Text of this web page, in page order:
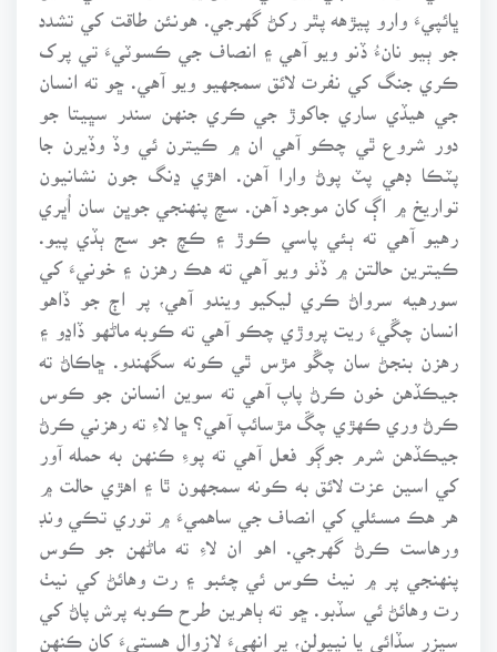
ڀائپيءَ وارو پيڙهه پٿر رکڻ گهرجي. هونئن طاقت کي تشدد
جو ٻيو نانءُ ڏنو ويو آهي ۽ انصاف جي ڪسوٽيءَ تي پرک
ڪري جنگ کي نفرت لائق سمجهيو ويو آهي. ڇو ته انسان
جي هيڏي ساري جاکوڙ جي ڪري جنهن سندر سڀيتا جو
دور شروع ٿي چڪو آهي ان ۾ ڪيترن ئي وڏ وڏيرن جا
پٽڪا ڊهي پٽ پوڻ وارا آهن. اهڙي ڍنگ جون نشانيون
تواريخ ۾ اڳ کان موجود آهن. سچ پنهنجي جوڀن سان اُڀري
رهيو آهي ته ٻئي پاسي ڪوڙ ۽ ڪچ جو سج ٻڏي پيو.
ڪيترين حالتن ۾ ڏٺو ويو آهي ته هڪ رهزن ۽ خونيءَ کي
سورهيه سرواڻ ڪري ليکيو ويندو آهي، پر اڄ جو ڏاهو
انسان چڱيءَ ريت پروڙي چڪو آهي ته ڪوبه ماڻهو ڏاڍو ۽
رهزن بنجڻ سان چڱو مڙس ٿي ڪونه سگهندو. ڇاڪاڻ ته
جيڪڏهن خون ڪرڻ پاپ آهي ته سوين انسانن جو ڪوس
ڪرڻ وري ڪهڙي چڱ مڙسائپ آهي؟ ڇا لاءِ ته رهزني ڪرڻ
جيڪڏهن شرم جوڳو فعل آهي ته پوءِ ڪنهن به حمله آور
کي اسين عزت لائق به ڪونه سمجهون ٿا ۽ اهڙي حالت ۾
هر هڪ مسئلي کي انصاف جي ساهميءَ ۾ توري تڪي ونڊ
ورهاست ڪرڻ گهرجي. اهو ان لاءِ ته ماڻهن جو ڪوس
پنهنجي پر ۾ نيٺ ڪوس ئي چئبو ۽ رت وهائڻ کي نيٺ
رت وهائڻ ئي سڏبو. ڇو ته ٻاهرين طرح ڪوبه پرش پاڻ کي
سيزر سڏائي يا نيپولن، پر انهيءَ لازوال هستيءَ کان ڪنهن